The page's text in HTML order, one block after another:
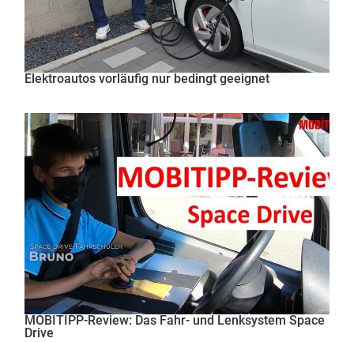
Elektroautos vorläufig nur bedingt geeignet
MOBITIPP-Review: Das Fahr- und Lenksystem Space
Drive